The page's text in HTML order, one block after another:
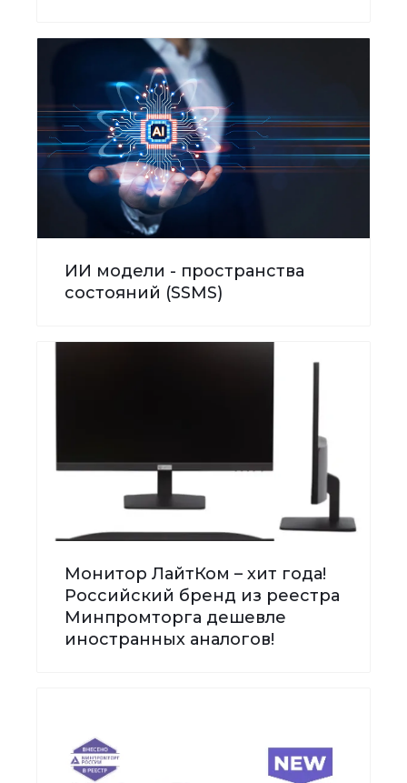
ИИ модели - пространства
состояний (SSMS)
Монитор ЛайтКом – хит года!
Российский бренд из реестра
Минпромторга дешевле
иностранных аналогов!